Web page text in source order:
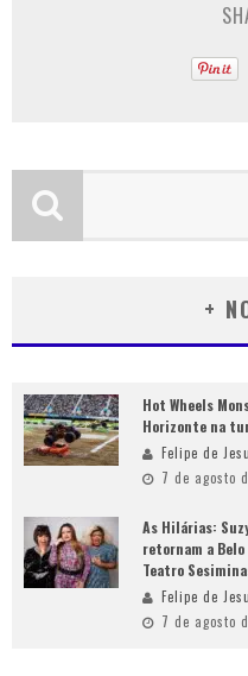
+
Hot Wheels
Horizonte na
Felipe de
7 de agosto
As Hilárias:
retornam a
Teatro
Felipe de
7 de agosto